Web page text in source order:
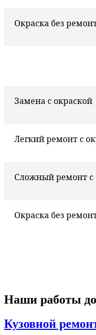
Окраска без
Замена с окраской
Легкий ремонт с
Сложный ремонт с
Окраска без
Наши работы
Кузовной